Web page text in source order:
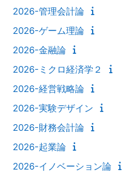
2026-管理会計論
2026-ゲーム理論
2026-金融論
2026-ミクロ経済学２
2026-経営戦略論
2026-実験デザイン
2026-財務会計論
2026-起業論
2026-イノベーション論